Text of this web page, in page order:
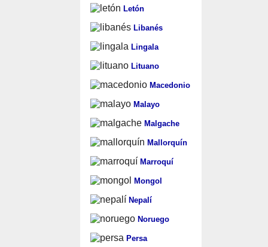
Letón
Libanés
Lingala
Lituano
Macedonio
Malayo
Malgache
Mallorquín
Marroquí
Mongol
Nepalí
Noruego
Persa